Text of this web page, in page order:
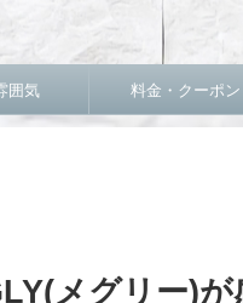
囲気 料金・クーポン
メグリー)